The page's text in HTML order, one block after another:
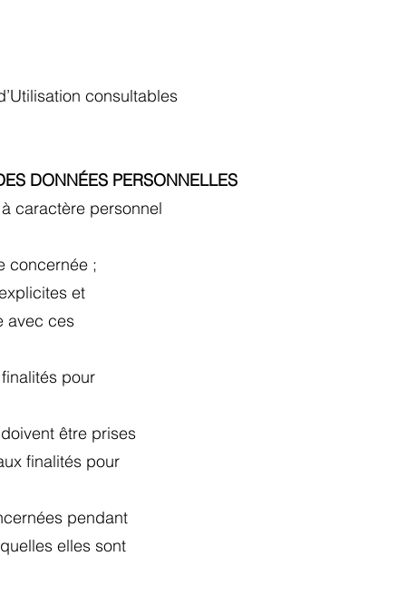
consultables
DONNÉES PERSONNELLES
caractère personnel
concernée ;
et
avec ces
pour
être prises
finalités pour
pendant
elles sont